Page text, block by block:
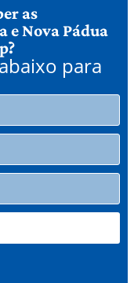
as
e Nova Pádua
para